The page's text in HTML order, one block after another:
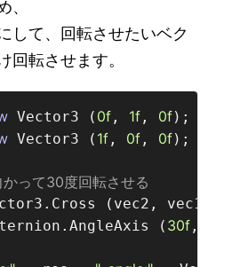
、
して、回転させたいベク
回転させます。
Vector3 ( 0f , 1f , 0f);
Vector3 ( 1f , 0f , 0f);
って30度回転させる
(vec2, vec1);
( 30f ,